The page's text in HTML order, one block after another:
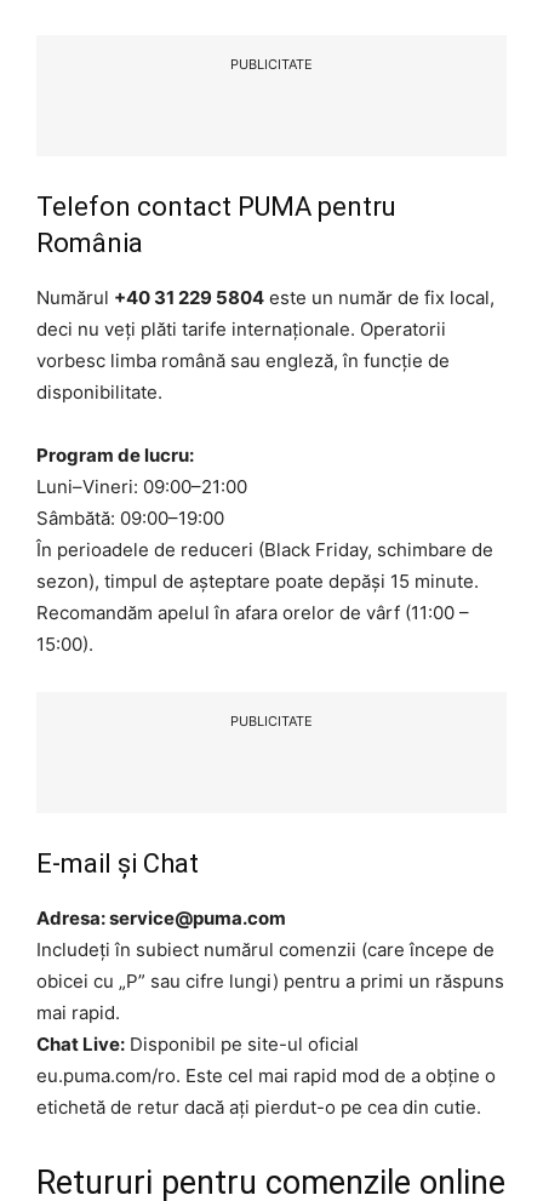
PUBLICITATE
Telefon contact PUMA pentru
România
Numărul +40 31 229 5804 este un număr de fix local,
deci nu veți plăti tarife internaționale. Operatorii
vorbesc limba română sau engleză, în funcție de
disponibilitate.
Program de lucru:
Luni–Vineri: 09:00–21:00
Sâmbătă: 09:00–19:00
În perioadele de reduceri (Black Friday, schimbare de
sezon), timpul de așteptare poate depăși 15 minute.
Recomandăm apelul în afara orelor de vârf (11:00 –
15:00).
PUBLICITATE
E-mail și Chat
Adresa: service@puma.com
Includeți în subiect numărul comenzii (care începe de
obicei cu „P” sau cifre lungi) pentru a primi un răspuns
mai rapid.
Chat Live: Disponibil pe site-ul oficial
eu.puma.com/ro. Este cel mai rapid mod de a obține o
etichetă de retur dacă ați pierdut-o pe cea din cutie.
Retururi pentru comenzile online